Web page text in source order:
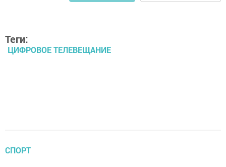
Теги:
ЦИФРОВОЕ ТЕЛЕВЕЩАНИЕ
СПОРТ